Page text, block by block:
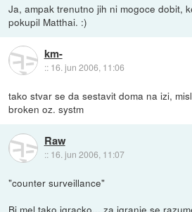
Ja, ampak trenutno jih ni mogoce dobit,
pokupil Matthai. :)
km-
:: 16. jun 2006, 11:06
tako stvar se da sestavit doma na izi,
broken oz. systm
Raw
:: 16. jun 2006, 11:07
"counter surveillance"
Bi mel tako igracko,.. za igranje se